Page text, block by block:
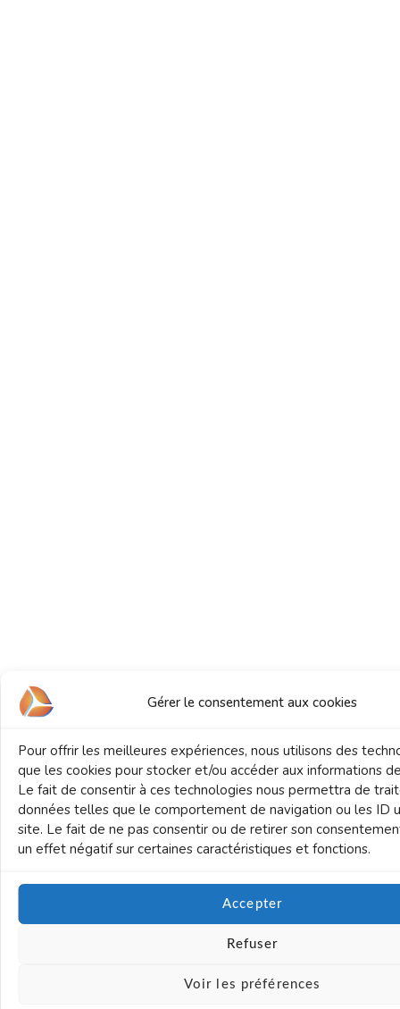
Gérer le consentement aux cookies
Pour offrir les meilleures expériences, nous utilisons des
que les cookies pour stocker et/ou accéder aux informations
Le fait de consentir à ces technologies nous permettra de
données telles que le comportement de navigation ou les ID
site. Le fait de ne pas consentir ou de retirer son
un effet négatif sur certaines caractéristiques et fonctions.
Accepter
Refuser
Voir les préférences